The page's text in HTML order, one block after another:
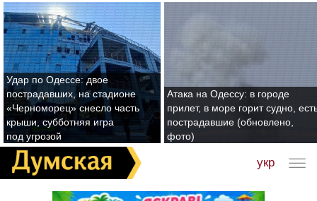
Удар по Одессе: двое
пострадавших, на стадионе
«Черноморец» снесло часть
крыши, субботняя игра
под угрозой
Атака на Одессу: в городе
прилет, в море горит судно,
пострадавшие (обновлено,
фото)
укр